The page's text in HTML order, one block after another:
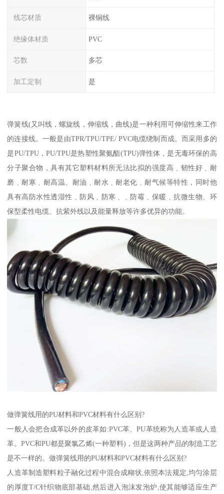
线芯材质 裸铜线
绝缘体材质 PVC
芯数 多芯
加工定制 是
弹簧线(又叫线，螺旋线，伸缩线，曲线)是一种利用可伸缩性来工作
的连接线。一般是由TPR/TPU/TPE/ PVC电缆绕制而成。而采用多的
是PU/TPU，PU/TPU是热塑性聚氨酯(TPU)弹性体，是无毒环保的高
分子聚合物，具有其它塑料材料所无法比拟的强度高﹑韧性好﹑耐
磨﹑耐寒﹑耐高温、耐油﹑耐水﹑耐老化﹑耐气候等特性，同时他
具有高防水性透湿性﹑防风﹑防寒﹑﹑防霉﹑保暖﹑抗微生物、环
保型柔性电缆、抗紫外线以及能量释放等许多优异的功能。
做弹簧线用的PU材料和PVC材料有什么区别?
一般人会把合成革以外的皮革如:PVC革、PU革统称为人造革或人造
革。PVC和PU都是聚氯乙烯(一种塑料)，但是这两种产品的制造工艺
是不一样的。做弹簧线用的PU材料和PVC材料有什么区别?
人造革制造塑料粒子融化过程中混合成糊状,依照本法规定,均匀涂层
的厚度T/C针织物底部基础,然后进入泡沫发泡炉,使其能够适应生产